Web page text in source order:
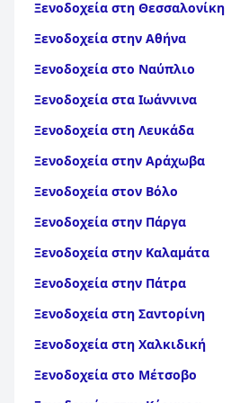
Ξενοδοχεία στη Θεσσαλονίκη
Ξενοδοχεία στην Αθήνα
Ξενοδοχεία στο Ναύπλιο
Ξενοδοχεία στα Ιωάννινα
Ξενοδοχεία στη Λευκάδα
Ξενοδοχεία στην Αράχωβα
Ξενοδοχεία στον Βόλο
Ξενοδοχεία στην Πάργα
Ξενοδοχεία στην Καλαμάτα
Ξενοδοχεία στην Πάτρα
Ξενοδοχεία στη Σαντορίνη
Ξενοδοχεία στη Χαλκιδική
Ξενοδοχεία στο Μέτσοβο